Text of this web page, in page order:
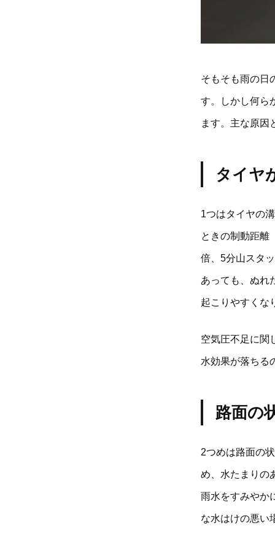
そもそも雨の日
す。しかし何ら
ます。主な原因
タイヤ
1つはタイヤの
ときの制動距離
倍、5分山スタ
あっても、ぬれ
起こりやすくな
空気圧不足に関
水効果が落ちる
路面の
2つめは路面の
め、水たまりの
雨水をすみやか
な水はけの悪い